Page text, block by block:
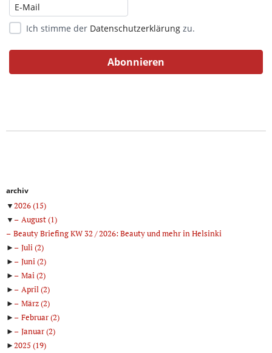
Ich stimme der Datenschutzerklärung zu.
archiv
▼2026(15)
▼
August(1)
Beauty Briefing KW 32 / 2026: Beauty und mehr in Helsinki
►
Juli(2)
►
Juni(2)
►
Mai(2)
►
April(2)
►
März(2)
►
Februar(2)
►
Januar(2)
►2025 (19)